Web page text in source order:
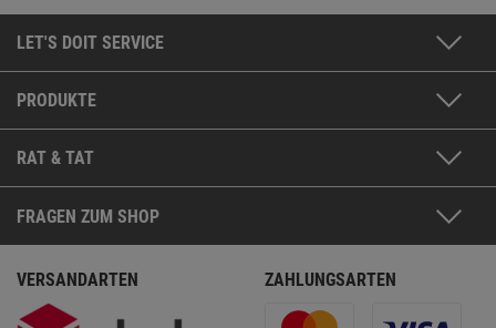
LET'S DOIT SERVICE
PRODUKTE
RAT & TAT
FRAGEN ZUM SHOP
VERSANDARTEN ZAHLUNGSARTEN